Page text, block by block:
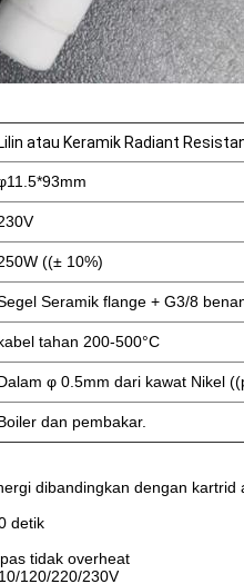
Lilin atau Keramik Radiant
((± 10%)
Seramik flange + G3/8
tahan 200-500°C
φ 0.5mm dari kawat Nikel
dan pembakar.
dibandingkan dengan kartrid
detik
tidak overheat
120/220/230V